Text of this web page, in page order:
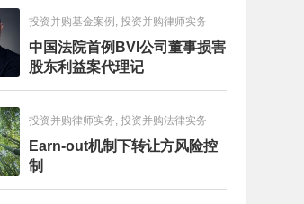
投资并购基金案例, 投资并购律师实务
中国法院首例BVI公司董事损害
股东利益案代理记
投资并购律师实务, 投资并购法律实务
Earn-out机制下转让方风险控
制